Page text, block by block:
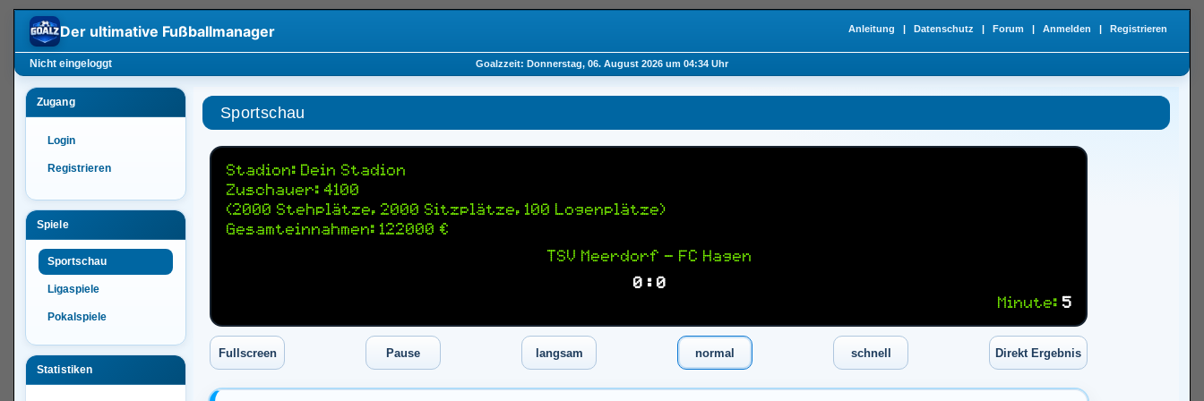
Der ultimative Fußballmanager
Nicht eingeloggt Goalzzeit: Donnerstag, 06. August 2026 um 04:34 Uhr
Anleitung | Datenschutz | Forum | Anmelden | Registrieren
Zugang
Login
Registrieren
Spiele
Sportschau
Ligaspiele
Pokalspiele
Statistiken
Sportschau
Stadion: Dein Stadion
Zuschauer: 4100
(2000 Stehplätze, 2000 Sitzplätze, 100 Logenplätze)
Gesamteinnahmen: 122000 €
TSV Meerdorf — FC Hagen
0 : 0
Minute: 5